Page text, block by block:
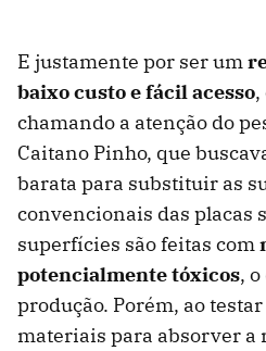
E justamente por ser um
baixo custo e fácil acesso,
chamando a atenção do
Caitano Pinho, que
barata para substituir as
convencionais das placas
superfícies são feitas com
potencialmente tóxicos,
produção. Porém, ao
materiais para absorver a